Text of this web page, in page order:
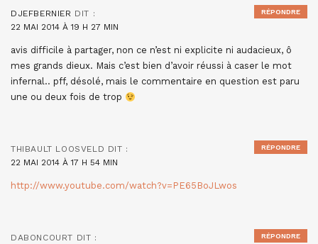
DJEFBERNIER DIT :
22 MAI 2014 À 19 H 27 MIN
avis difficile à partager, non ce n’est ni explicite ni audacieux, ô
mes grands dieux. Mais c’est bien d’avoir réussi à caser le mot
infernal.. pff, désolé, mais le commentaire en question est paru
une ou deux fois de trop
RÉPONDRE
THIBAULT LOOSVELD DIT :
22 MAI 2014 À 17 H 54 MIN
http://www.youtube.com/watch?v=PE65BoJLwos
RÉPONDRE
DABONCOURT DIT :
RÉPONDRE